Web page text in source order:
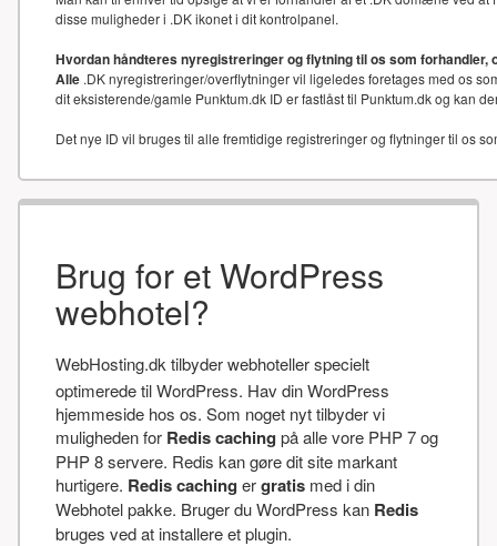
disse muligheder i .DK ikonet i dit kontrolpanel.
Hvordan håndteres nyregistreringer og flytning til os som
Alle .DK nyregistreringer/overflytninger vil ligeledes foretages med os
dit eksisterende/gamle Punktum.dk ID er fastlåst til Punktum.dk og kan
Det nye ID vil bruges til alle fremtidige registreringer og flytninger til os
Brug for et WordPress
webhotel?
WebHosting.dk tilbyder webhoteller specielt
optimerede til WordPress. Hav din WordPress
hjemmeside hos os. Som noget nyt tilbyder vi
muligheden for Redis caching på alle vore PHP 7 og
PHP 8 servere. Redis kan gøre dit site markant
hurtigere. Redis caching ergratis med i din
Webhotel pakke. Bruger du WordPress kan Redis
bruges ved at installere et plugin.